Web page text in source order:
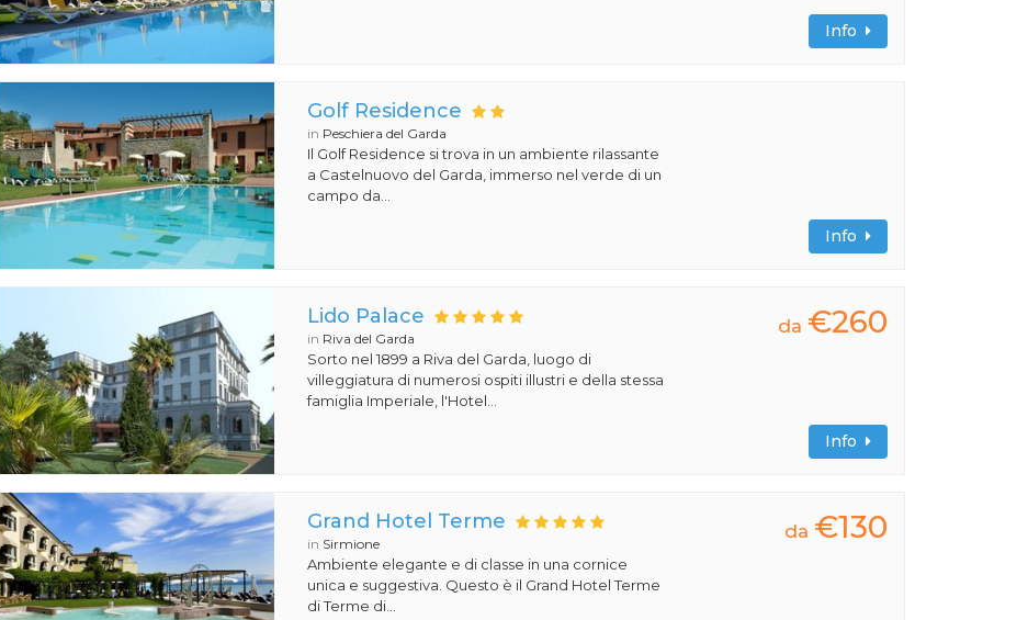
Info
Golf Residence
in Peschiera del Garda
Il Golf Residence si trova in un ambiente rilassante
a Castelnuovo del Garda, immerso nel verde di un
campo da...
Info
Lido Palace
in Riva del Garda
Sorto nel 1899 a Riva del Garda, luogo di
villeggiatura di numerosi ospiti illustri e della stessa
famiglia Imperiale, l'Hotel...
da €260
Info
Grand Hotel Terme
in Sirmione
Ambiente elegante e di classe in una cornice
unica e suggestiva. Questo è il Grand Hotel Terme
di Terme di...
da €130